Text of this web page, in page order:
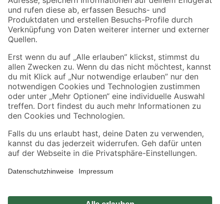
Zahlungsarten Versandarten
Sicher einkaufen
Jetzt die toom-App herunterladen
Alle Preisangaben in EUR inkl. gesetzl. MwSt.. Die dargestellten Angebote sind unter
Umständen nicht in allen Märkten verfügbar. Die angegebenen Verfügbarkeiten beziehen
Produkte nur solange der Vorrat reicht.
*Paketversand ab 59 € versandkostenfrei, gilt nicht für Artikel mit Speditionsversand, hier
Privatsphäre Impressum